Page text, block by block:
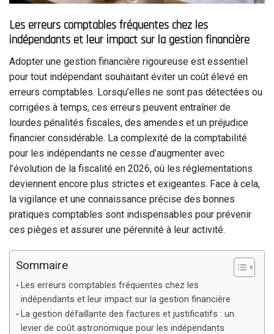
Les erreurs comptables fréquentes chez les
indépendants et leur impact sur la gestion financière
Adopter une gestion financière rigoureuse est essentiel
pour tout indépendant souhaitant éviter un coût élevé en
erreurs comptables. Lorsqu’elles ne sont pas détectées ou
corrigées à temps, ces erreurs peuvent entraîner de
lourdes pénalités fiscales, des amendes et un préjudice
financier considérable. La complexité de la comptabilité
pour les indépendants ne cesse d’augmenter avec
l’évolution de la fiscalité en 2026, où les réglementations
deviennent encore plus strictes et exigeantes. Face à cela,
la vigilance et une connaissance précise des bonnes
pratiques comptables sont indispensables pour prévenir
ces pièges et assurer une pérennité à leur activité.
Sommaire
Les erreurs comptables fréquentes chez les
indépendants et leur impact sur la gestion financière
La gestion défaillante des factures et justificatifs : un
levier de coût astronomique pour les indépendants